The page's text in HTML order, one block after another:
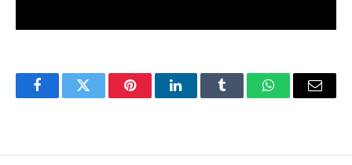
FacebookTwitter PinterestLinkedInTumblr WhatsAppEmail